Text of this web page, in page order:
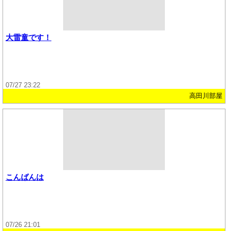
大雷童です！
07/27 23:22
高田川部屋
こんばんは
07/26 21:01